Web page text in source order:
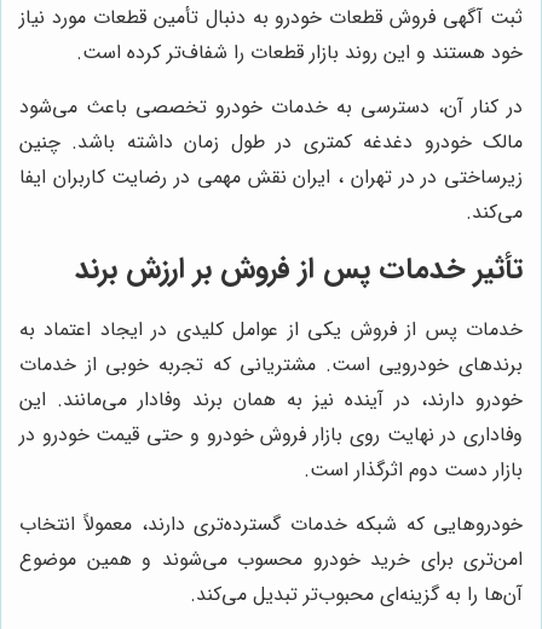
ثبت آگهی فروش قطعات خودرو به دنبال تأمین قطعات مورد نیاز
خود هستند و این روند بازار قطعات را شفاف‌تر کرده است.
در کنار آن، دسترسی به خدمات خودرو تخصصی باعث می‌شود
مالک خودرو دغدغه کمتری در طول زمان داشته باشد. چنین
زیرساختی در در تهران ، ایران نقش مهمی در رضایت کاربران ایفا
می‌کند.
تأثیر خدمات پس از فروش بر ارزش برند
خدمات پس از فروش یکی از عوامل کلیدی در ایجاد اعتماد به
برندهای خودرویی است. مشتریانی که تجربه خوبی از خدمات
خودرو دارند، در آینده نیز به همان برند وفادار می‌مانند. این
وفاداری در نهایت روی بازار فروش خودرو و حتی قیمت خودرو در
بازار دست دوم اثرگذار است.
خودروهایی که شبکه خدمات گسترده‌تری دارند، معمولاً انتخاب
امن‌تری برای خرید خودرو محسوب می‌شوند و همین موضوع
آن‌ها را به گزینه‌ای محبوب‌تر تبدیل می‌کند.